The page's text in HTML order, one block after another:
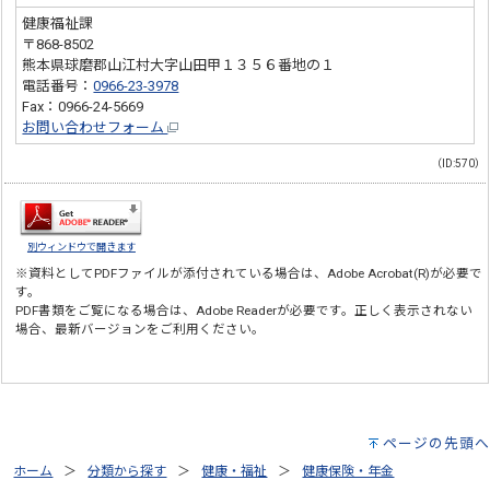
健康福祉課
〒868-8502
熊本県球磨郡山江村大字山田甲１３５６番地の１
電話番号：0966-23-3978
Fax：0966-24-5669
お問い合わせフォーム
（ID:570）
別ウィンドウで開きます
※資料としてPDFファイルが添付されている場合は、 Adobe Acrobat(R)が必要で
す。
PDF書類をご覧になる場合は、 Adobe Readerが必要です。正しく表示されない
場合、最新バージョンをご利用ください。
ページの先頭へ
ホーム 分類から探す 健康・福祉
健康保険・年金